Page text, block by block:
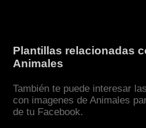
Plantillas relacionadas
Animales
También te puede interesar
con imagenes de Animales
de tu Facebook.